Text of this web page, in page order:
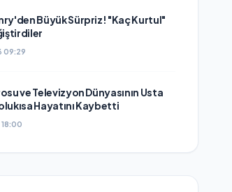
Büyük Sürpriz! "Kaç Kurtul"
09:29
ve Televizyon Dünyasının Usta
Hayatını Kaybetti